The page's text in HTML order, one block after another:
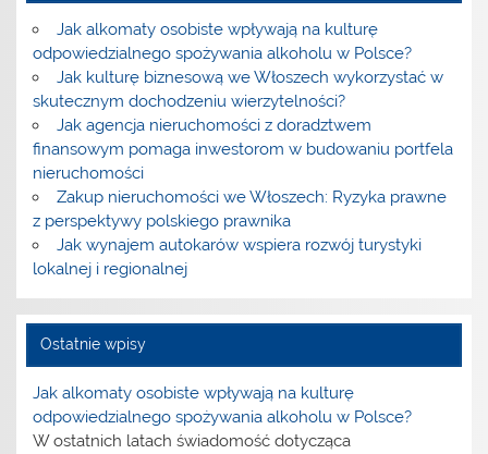
Jak alkomaty osobiste wpływają na kulturę
odpowiedzialnego spożywania alkoholu w Polsce?
Jak kulturę biznesową we Włoszech wykorzystać w
skutecznym dochodzeniu wierzytelności?
Jak agencja nieruchomości z doradztwem
finansowym pomaga inwestorom w budowaniu portfela
nieruchomości
Zakup nieruchomości we Włoszech: Ryzyka prawne
z perspektywy polskiego prawnika
Jak wynajem autokarów wspiera rozwój turystyki
lokalnej i regionalnej
Ostatnie wpisy
Jak alkomaty osobiste wpływają na kulturę
odpowiedzialnego spożywania alkoholu w Polsce?
W ostatnich latach świadomość dotycząca